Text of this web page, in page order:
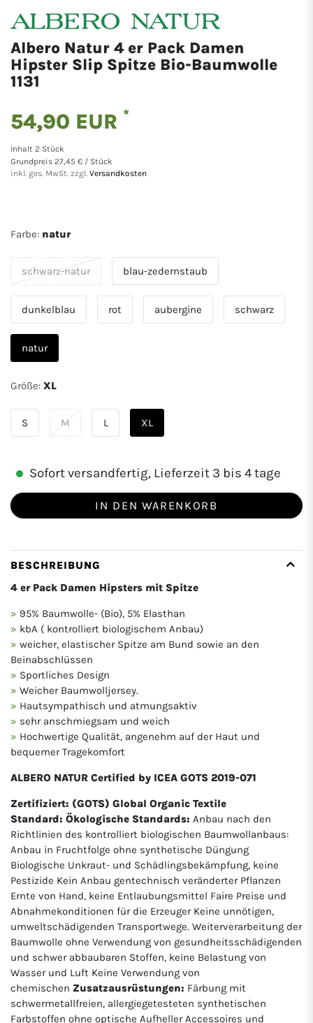
Albero Natur 4 er Pack Damen
Hipster Slip Spitze Bio-Baumwolle
1131
54,90 EUR *
Inhalt 2 Stück
Grundpreis 27,45 € / Stück
inkl. ges. MwSt. zzgl. Versandkosten
Farbe: natur
schwarz-natur blau-zedernstaub
dunkelblau rot aubergine schwarz
natur
Größe: XL
S M L XL
Sofort versandfertig, Lieferzeit 3 bis 4 tage
IN DEN WARENKORB
BESCHREIBUNG
4 er Pack Damen Hipsters mit Spitze
95% Baumwolle- (Bio), 5% Elasthan
kbA ( kontrolliert biologischem Anbau)
weicher, elastischer Spitze am Bund sowie an den
Beinabschlüssen
Sportliches Design
Weicher Baumwolljersey.
Hautsympathisch und atmungsaktiv
sehr anschmiegsam und weich
Hochwertige Qualität, angenehm auf der Haut und
bequemer Tragekomfort
ALBERO NATUR Certified by ICEA GOTS 2019-071
Zertifiziert: (GOTS) Global Organic Textile
Standard: Ökologische Standards: Anbau nach den
Richtlinien des kontrolliert biologischen Baumwollanbaus:
Anbau in Fruchtfolge ohne synthetische Düngung
Biologische Unkraut- und Schädlingsbekämpfung, keine
Pestizide Kein Anbau gentechnisch veränderter Pflanzen
Ernte von Hand, keine Entlaubungsmittel Faire Preise und
Abnahmekonditionen für die Erzeuger Keine unnötigen,
umweltschädigenden Transportwege. Weiterverarbeitung der
Baumwolle ohne Verwendung von gesundheitsschädigenden
und schwer abbaubaren Stoffen, keine Belastung von
Wasser und Luft Keine Verwendung von
chemischen Zusatzausrüstungen: Färbung mit
schwermetallfreien, allergiegetesteten synthetischen
Farbstoffen ohne optische Aufheller Accessoires und